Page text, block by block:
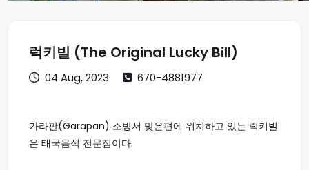
럭키빌 (The Original Lucky Bill)
04 Aug, 2023 670-4881977
가라판(Garapan) 소방서 맞은편에 위치하고 있는 럭키빌
은 태국음식 전문점이다.